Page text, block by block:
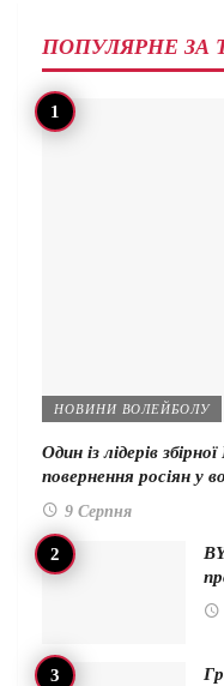
ПОПУЛЯРНЕ ЗА
НОВИНИ ВОЛЕЙБОЛУ
Один із лідерів
повернення росіян у
9 Серпня